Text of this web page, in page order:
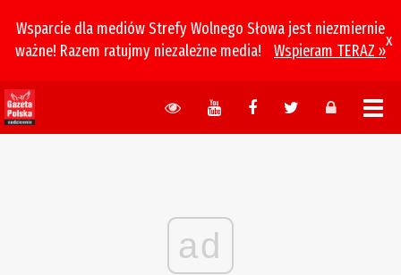
Wsparcie dla mediów Strefy Wolnego Słowa jest niezmiernie
ważne! Razem ratujmy niezależne media!
Wspieram TERAZ »
x
ad